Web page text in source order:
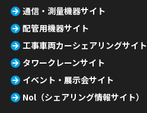
通信・測量機器サイト
配管用機器サイト
工事車両カーシェアリングサイト
タワークレーンサイト
イベント・展示会サイト
Nol（シェアリング情報サイト）